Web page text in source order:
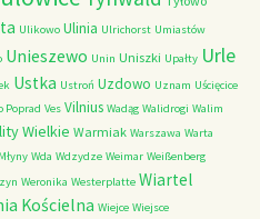
Ulikowo Ulinia Ulrichorst Umiastów
Unieszewo Unin Uniszki Upałty Urle
Ustka Ustroń Uzdowo Uznam Uścięcice
Poprad Ves Vilnius Wadąg Walidrogi Walim
Wielkie Warmiak Warszawa Warta
Wda Wdzydze Weimar Weißenberg
Weronika Westerplatte Wiartel
Kościelna Wiejce Wiejsce